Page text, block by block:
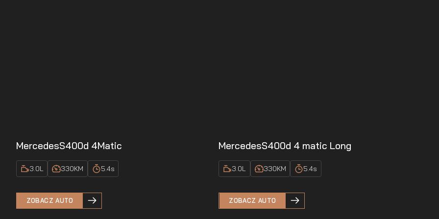
MercedesS400d 4Matic
3.0L 330KM 5.4s
ZOBACZ AUTO
MercedesS400d 4 matic Long
3.0L 330KM 5.4s
ZOBACZ AUTO